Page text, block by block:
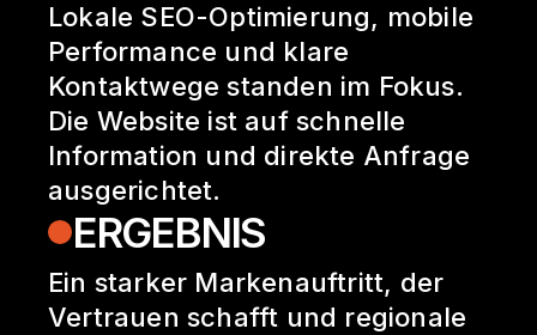
Lokale SEO-Optimierung, mobile
Performance und klare
Kontaktwege standen im Fokus.
Die Website ist auf schnelle
Information und direkte Anfrage
ausgerichtet.
ERGEBNIS
Ein starker Markenauftritt, der
Vertrauen schafft und regionale